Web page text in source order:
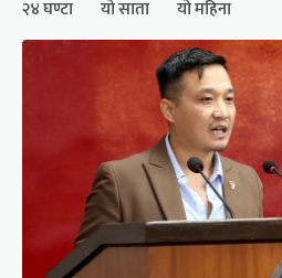
२४ घण्टा यो साता यो महिना